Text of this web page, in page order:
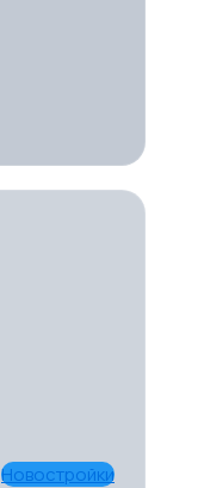
Новостройки